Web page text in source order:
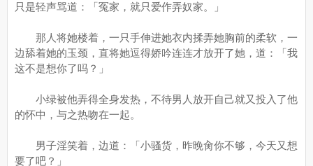
只是轻声骂道：「冤家，就只爱作弄奴家。」
那人将她楼着，一只手伸进她衣内揉弄她胸前的柔软，一
边舔着她的玉颈，直将她逗得娇吟连连才放开了她，道：「我
这不是想你了吗？」
小绿被他弄得全身发热，不待男人放开自己就又投入了他
的怀中，与之热吻在一起。
男子淫笑着，边道：「小骚货，昨晚肏你不够，今天又想
要了吧？」